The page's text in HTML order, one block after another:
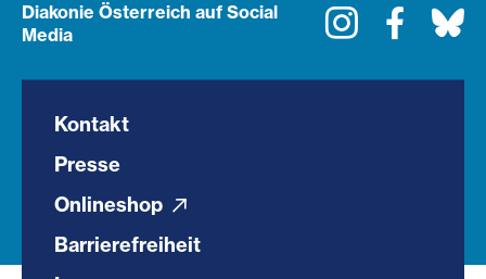
Diakonie Österreich auf Social
Media
Instagram
Kontakt
Presse
Onlineshop
Barrierefreiheit